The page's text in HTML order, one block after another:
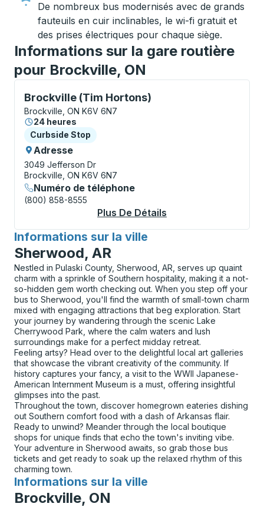
De nombreux bus modernisés avec de grands
fauteuils en cuir inclinables, le wi-fi gratuit et
des prises électriques pour chaque siège.
Informations sur la gare routière
pour Brockville, ON
Brockville (Tim Hortons)
Curbside Stop, utilisez les touches fléchées ou la
Brockville, ON K6V 6N7
24 heures
Curbside Stop
Curbside Stop
Adresse
3049 Jefferson Dr
Brockville, ON K6V 6N7
Numéro de téléphone
(800) 858-8555
Plus De Détails
Informations sur la ville
pour
Sherwood, AR
Nestled in Pulaski County, Sherwood, AR, serves up quaint
charm with a sprinkle of Southern hospitality, making it a not-
so-hidden gem worth checking out. When you step off your
bus to Sherwood, you'll find the warmth of small-town charm
mixed with engaging attractions that beg exploration. Start
your journey by wandering through the scenic Lake
Cherrywood Park, where the calm waters and lush
surroundings make for a perfect midday retreat.
Feeling artsy? Head over to the delightful local art galleries
that showcase the vibrant creativity of the community. If
history captures your fancy, a visit to the WWII Japanese-
American Internment Museum is a must, offering insightful
glimpses into the past.
Throughout the town, discover homegrown eateries dishing
out Southern comfort food with a dash of Arkansas flair.
Ready to unwind? Meander through the local boutique
shops for unique finds that echo the town's inviting vibe.
Your adventure in Sherwood awaits, so grab those bus
tickets and get ready to soak up the relaxed rhythm of this
charming town.
Informations sur la ville
pour
Brockville, ON